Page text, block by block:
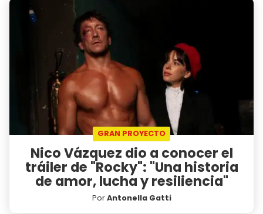
GRAN PROYECTO
Nico Vázquez dio a conocer el
tráiler de "Rocky": "Una historia
de amor, lucha y resiliencia"
PorAntonella Gatti